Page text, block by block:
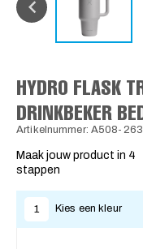
HYDRO FLASK
DRINKBEKER
Artikelnummer: A508-
Maak jouw product in 4
stappen
1 Kies een kleur